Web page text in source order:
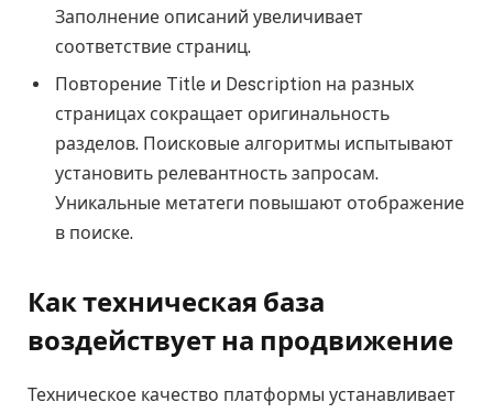
Заполнение описаний увеличивает
соответствие страниц.
Повторение Title и Description на разных
страницах сокращает оригинальность
разделов. Поисковые алгоритмы испытывают
установить релевантность запросам.
Уникальные метатеги повышают отображение
в поиске.
Как техническая база
воздействует на продвижение
Техническое качество платформы устанавливает